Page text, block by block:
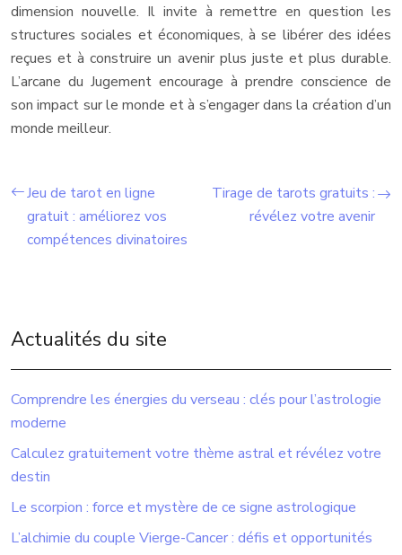
dimension nouvelle. Il invite à remettre en question les
structures sociales et économiques, à se libérer des idées
reçues et à construire un avenir plus juste et plus durable.
L’arcane du Jugement encourage à prendre conscience de
son impact sur le monde et à s’engager dans la création d’un
monde meilleur.
Jeu de tarot en ligne
gratuit : améliorez vos
compétences divinatoires
Tirage de tarots gratuits :
révélez votre avenir
Actualités du site
Comprendre les énergies du verseau : clés pour l’astrologie
moderne
Calculez gratuitement votre thème astral et révélez votre
destin
Le scorpion : force et mystère de ce signe astrologique
L’alchimie du couple Vierge-Cancer : défis et opportunités